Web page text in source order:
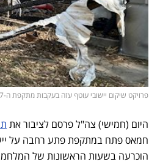
פרויקט שיקום יישובי עוטף עזה בעקבות מתקפת ה-7 באוקטובר (צילום קבוצת טלאור כראדי)
היום (חמישי) צה"ל פרסם לציבור את
חמאס פתח במתקפת פתע רחבה על
הוכרעה בשעות הראשונות של